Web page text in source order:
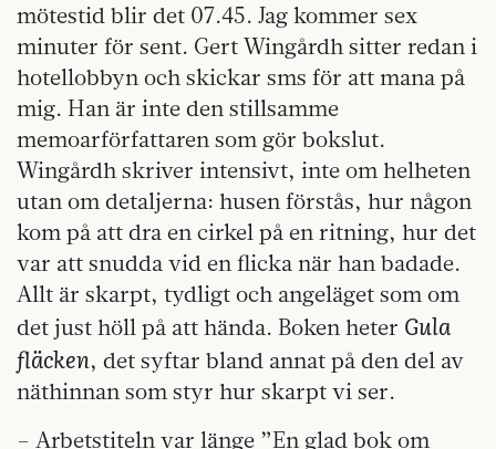
mötestid blir det 07.45. Jag kommer sex
minuter för sent. Gert Wingårdh sitter redan i
hotellobbyn och skickar sms för att mana på
mig. Han är inte den stillsamme
memoarförfattaren som gör bokslut.
Wingårdh skriver intensivt, inte om helheten
utan om detaljerna: husen förstås, hur någon
kom på att dra en cirkel på en ritning, hur det
var att snudda vid en flicka när han badade.
Allt är skarpt, tydligt och angeläget som om
det just höll på att hända. Boken heter Gula
fläcken, det syftar bland annat på den del av
näthinnan som styr hur skarpt vi ser.
– Arbetstiteln var länge ”En glad bok om